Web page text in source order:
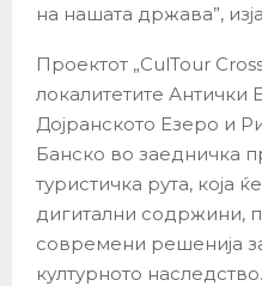
на нашата држава”,
Проектот „CulTour
локалитетите Антички
Дојранското Езеро и
Банско во заедничка
туристичка рута, која
дигитални содржини,
современи решенија
културното наследство.